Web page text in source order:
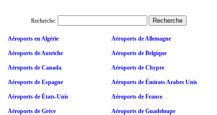
Recherche:
Aéroports en Algérie Aéroports de Allemagne
Aéroports de Autriche Aéroports de Belgique
Aéroports de Canada Aéroports de Chypre
Aéroports de Espagne Aéroports de Émirats Arabes Unis
Aéroports de États-Unis Aéroports de France
Aéroports de Grèce Aéroports de Guadeloupe